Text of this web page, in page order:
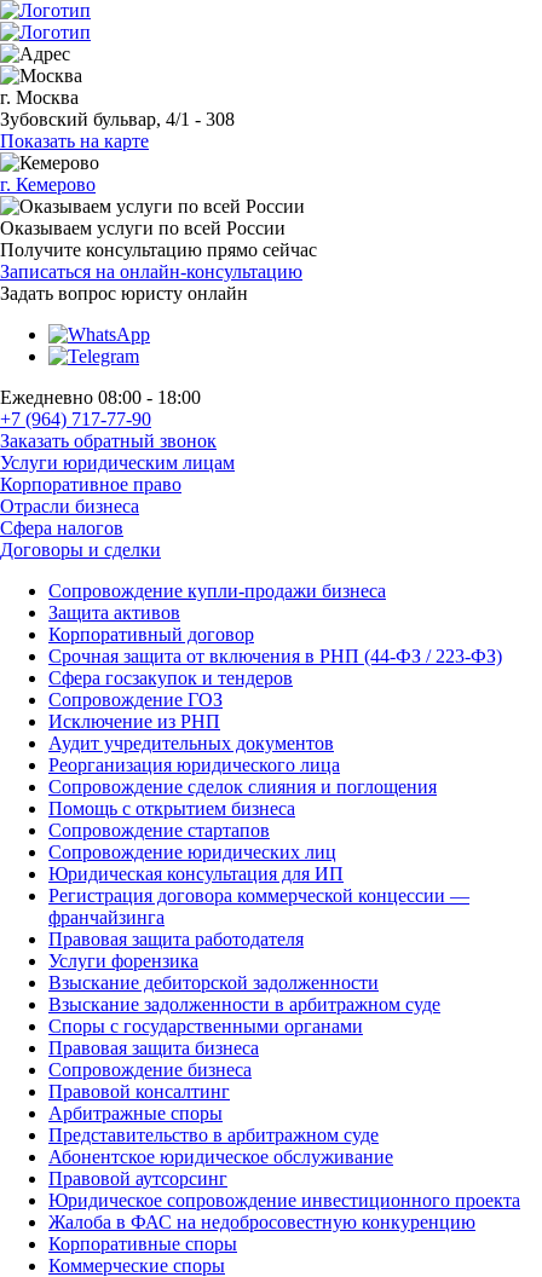
г. Москва
Зубовский бульвар, 4/1 - 308
Показать на карте
г. Кемерово
Оказываем услуги по всей России
Получите консультацию прямо сейчас
Записаться на онлайн-консультацию
Задать вопрос юристу онлайн
Ежедневно 08:00 - 18:00
+7 (964) 717-77-90
Заказать обратный звонок
Услуги юридическим лицам
Корпоративное право
Отрасли бизнеса
Сфера налогов
Договоры и сделки
Сопровождение купли-продажи бизнеса
Защита активов
Корпоративный договор
Срочная защита от включения в РНП (44-ФЗ / 223-ФЗ)
Сфера госзакупок и тендеров
Сопровождение ГОЗ
Исключение из РНП
Аудит учредительных документов
Реорганизация юридического лица
Сопровождение сделок слияния и поглощения
Помощь с открытием бизнеса
Сопровождение стартапов
Сопровождение юридических лиц
Юридическая консультация для ИП
Регистрация договора коммерческой концессии —
франчайзинга
Правовая защита работодателя
Услуги форензика
Взыскание дебиторской задолженности
Взыскание задолженности в арбитражном суде
Споры с государственными органами
Правовая защита бизнеса
Сопровождение бизнеса
Правовой консалтинг
Арбитражные споры
Представительство в арбитражном суде
Абонентское юридическое обслуживание
Правовой аутсорсинг
Юридическое сопровождение инвестиционного проекта
Жалоба в ФАС на недобросовестную конкуренцию
Корпоративные споры
Коммерческие споры